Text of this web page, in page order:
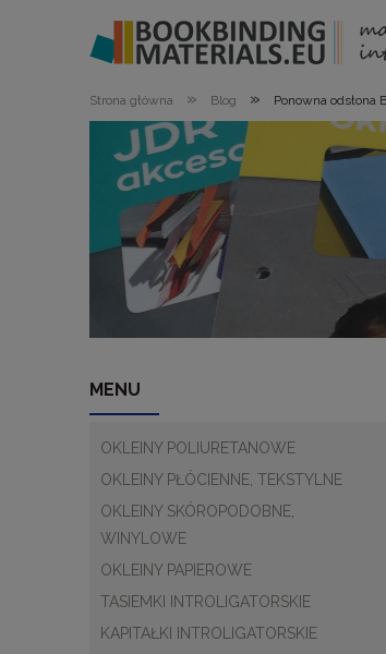
Strona główna » Blog » Ponowna odsłona
MENU
OKLEINY POLIURETANOWE
OKLEINY PŁÓCIENNE, TEKSTYLNE
OKLEINY SKÓROPODOBNE,
WINYLOWE
OKLEINY PAPIEROWE
TASIEMKI INTROLIGATORSKIE
KAPITAŁKI INTROLIGATORSKIE